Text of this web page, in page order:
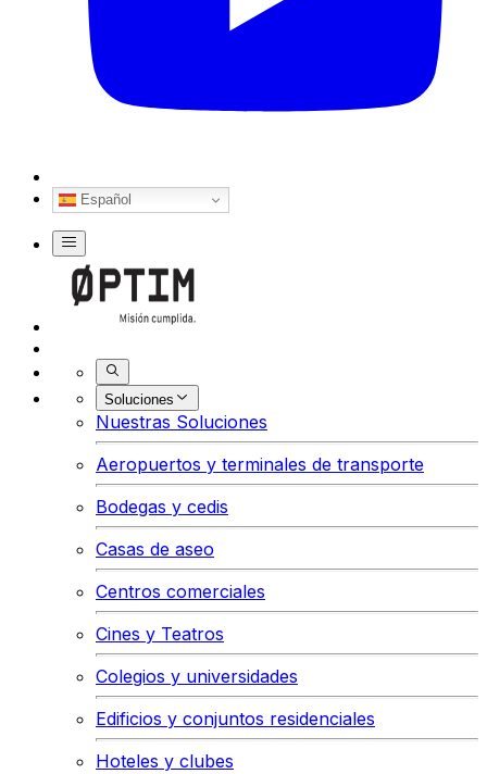
Español
Buscar
Soluciones
Nuestras Soluciones
Aeropuertos y terminales de transporte
Bodegas y cedis
Casas de aseo
Centros comerciales
Cines y Teatros
Colegios y universidades
Edificios y conjuntos residenciales
Hoteles y clubes